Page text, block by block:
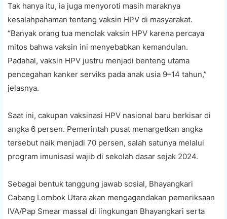
Tak hanya itu, ia juga menyoroti masih maraknya
kesalahpahaman tentang vaksin HPV di masyarakat.
“Banyak orang tua menolak vaksin HPV karena percaya
mitos bahwa vaksin ini menyebabkan kemandulan.
Padahal, vaksin HPV justru menjadi benteng utama
pencegahan kanker serviks pada anak usia 9–14 tahun,”
jelasnya.
Saat ini, cakupan vaksinasi HPV nasional baru berkisar di
angka 6 persen. Pemerintah pusat menargetkan angka
tersebut naik menjadi 70 persen, salah satunya melalui
program imunisasi wajib di sekolah dasar sejak 2024.
Sebagai bentuk tanggung jawab sosial, Bhayangkari
Cabang Lombok Utara akan mengagendakan pemeriksaan
IVA/Pap Smear massal di lingkungan Bhayangkari serta